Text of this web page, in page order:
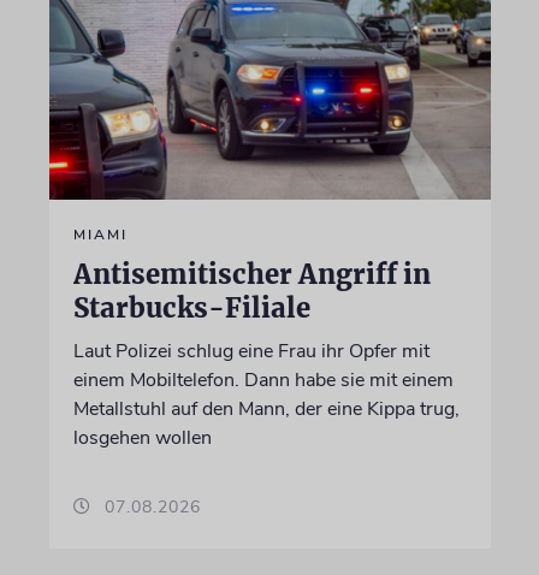
MIAMI
Antisemitischer Angriff in
Starbucks-Filiale
Laut Polizei schlug eine Frau ihr Opfer mit
einem Mobiltelefon. Dann habe sie mit einem
Metallstuhl auf den Mann, der eine Kippa trug,
losgehen wollen
07.08.2026